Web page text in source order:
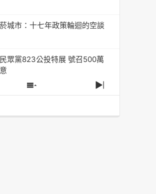
城市：十七年政策輪迴的空談
民眾黨823公投特展 號召500萬
反罷免主題曲> #大展鴻圖
Show
Episodes
Next
Episode